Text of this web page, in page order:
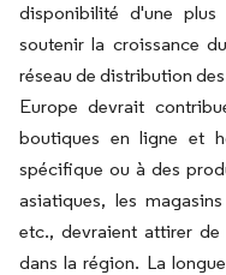
disponibilité d'une
soutenir la croissance
réseau de distribution
Europe devrait
boutiques en ligne et
spécifique ou à des
asiatiques, les
etc., devraient attirer de
dans la région. La